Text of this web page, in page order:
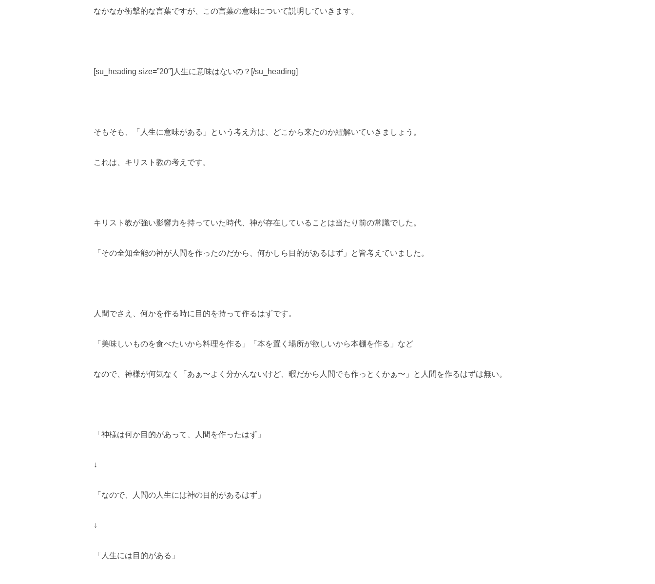
なかなか衝撃的な言葉ですが、この言葉の意味について説明していきます。
[su_heading size=”20″]人生に意味はないの？[/su_heading]
そもそも、「人生に意味がある」という考え方は、どこから来たのか紐解いていきましょう。
これは、キリスト教の考えです。
キリスト教が強い影響力を持っていた時代、神が存在していることは当たり前の常識でした。
「その全知全能の神が人間を作ったのだから、何かしら目的があるはず」と皆考えていました。
人間でさえ、何かを作る時に目的を持って作るはずです。
「美味しいものを食べたいから料理を作る」「本を置く場所が欲しいから本棚を作る」など
なので、神様が何気なく「あぁ〜よく分かんないけど、暇だから人間でも作っとくかぁ〜」と人間を作るはずは無い。
「神様は何か目的があって、人間を作ったはず」
↓
「なので、人間の人生には神の目的があるはず」
↓
「人生には目的がある」